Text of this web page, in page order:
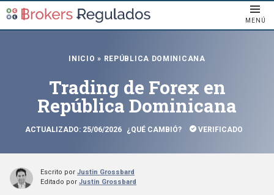
MENÚ
INICIO » REPÚBLICA DOMINICANA
Trading de Forex en
República Dominicana
ACTUALIZADO: 25/06/2026 ¿QUÉ CAMBIÓ? VERIFICADO
Escrito por Justin Grossbard
Editado por Justin Grossbard